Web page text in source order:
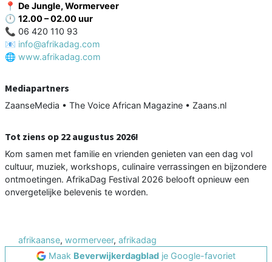
📍 De Jungle, Wormerveer
🕛 12.00 – 02.00 uur
📞 06 420 110 93
📧 info@afrikadag.com
🌐 www.afrikadag.com
Mediapartners
ZaanseMedia • The Voice African Magazine • Zaans.nl
Tot ziens op 22 augustus 2026!
Kom samen met familie en vrienden genieten van een dag vol
cultuur, muziek, workshops, culinaire verrassingen en bijzondere
ontmoetingen. AfrikaDag Festival 2026 belooft opnieuw een
onvergetelijke belevenis te worden.
afrikaanse, wormerveer, afrikadag
Maak Beverwijkerdagblad je Google-favoriet